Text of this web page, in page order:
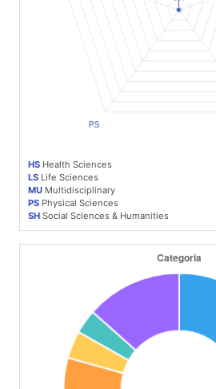
HS Health Sciences
LS Life Sciences
MU Multidisciplinary
PS Physical Sciences
SH Social Sciences & Humanities